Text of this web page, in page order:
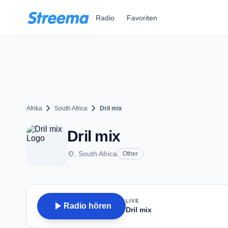
Radio Favoriten
Afrika chevron_right South Africa chevron_right Dril mix
Dril mix
place , South Africa Other
play_arrow Radio hören
LIVE
Dril mix